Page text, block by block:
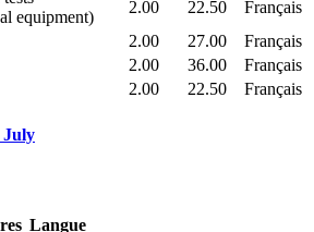
equipment)
2.00 22.50
Français
2.00 27.00
Français
2.00 36.00
Français
2.00 22.50 Français
July
Langue